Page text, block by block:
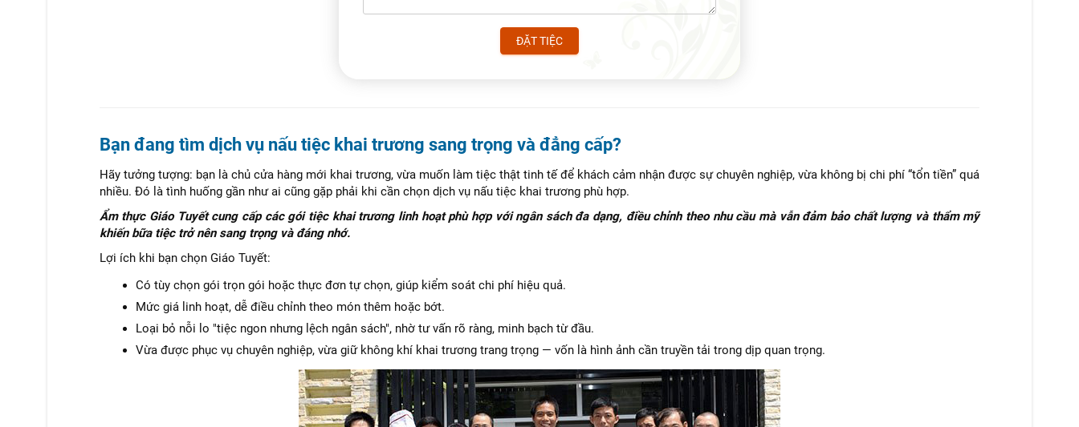
28 29 30
4 5 6
ĐẶT TIỆC
Bạn đang tìm dịch vụ nấu tiệc khai trương sang trọng và đẳng cấp?
Hãy tưởng tượng: bạn là chủ cửa hàng mới khai trương, vừa muốn làm tiệc thật tinh tế để khách cảm nhận được sự chuyên nghiệp, vừa không bị chi phí “tổn tiền” quá
nhiều. Đó là tình huống gần như ai cũng gặp phải khi cần chọn dịch vụ nấu tiệc khai trương phù hợp.
Ẩm thực Giáo Tuyết cung cấp các gói tiệc khai trương linh hoạt phù hợp với ngân sách đa dạng, điều chỉnh theo nhu cầu mà vẫn đảm bảo chất lượng và thẩm mỹ
khiến bữa tiệc trở nên sang trọng và đáng nhớ.
Lợi ích khi bạn chọn Giáo Tuyết:
Có tùy chọn gói trọn gói hoặc thực đơn tự chọn, giúp kiểm soát chi phí hiệu quả.
Mức giá linh hoạt, dễ điều chỉnh theo món thêm hoặc bớt.
Loại bỏ nỗi lo "tiệc ngon nhưng lệch ngân sách", nhờ tư vấn rõ ràng, minh bạch từ đầu.
Vừa được phục vụ chuyên nghiệp, vừa giữ không khí khai trương trang trọng — vốn là hình ảnh cần truyền tải trong dịp quan trọng.